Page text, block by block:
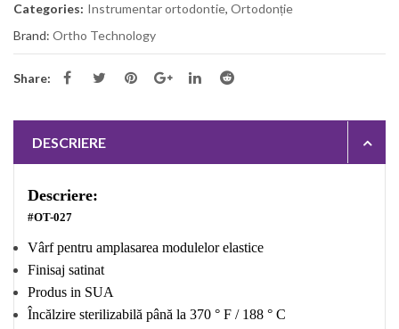
Categories: Instrumentar ortodontie, Ortodonție
Brand: Ortho Technology
Share:
DESCRIERE
Descriere:
#OT-027
Vârf pentru amplasarea modulelor elastice
Finisaj satinat
Produs in SUA
Încălzire sterilizabilă până la 370 ° F / 188 ° C